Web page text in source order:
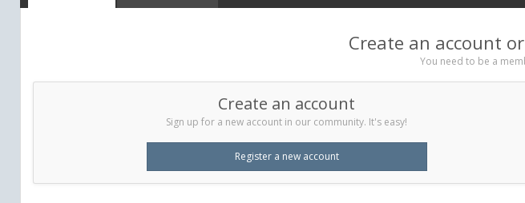
Create an account
You need to be a
Create an account
Sign up for a new account in our community. It's easy!
Register a new account